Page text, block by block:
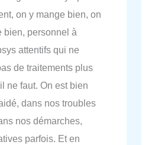
on y mange bien, on
bien, personnel à
attentifs qui ne
de traitements plus
ne faut. On est bien
dans nos troubles
nos démarches,
parfois. Et en